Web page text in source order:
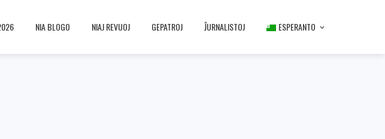
NIA BLOGO NIAJ REVUOJ GEPATROJ ĴURNALISTOJ ESPERANTO